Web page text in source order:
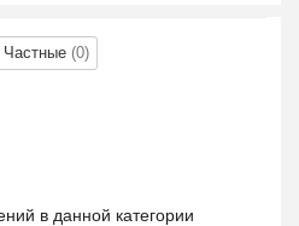
Частные (0)
в данной категории